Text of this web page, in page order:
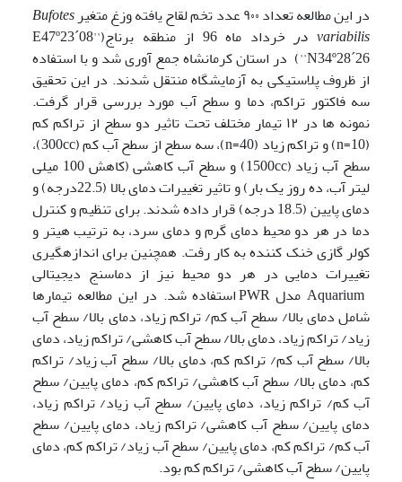
در این مطالعه تعداد ۹۰۰ عدد تخم لقاح یافته وزغ متغیر
Bufotes
variabilisدر
خرداد ماه 96 از منطقه برناج(E47º23´08''
N34º28´26'') در استان کرمانشاه جمع آوری شد و با استفاده
از ظروف پلاستیکی به آزمایشگاه منتقل شدند. در این تحقیق
سه فاکتور تراکم، دما و سطح آب مورد بررسی قرار گرفت.
نمونه ها در ۱۲ تیمار مختلف تحت تاثیر دو سطح از تراکم کم
(n=10) و تراکم زیاد (n=40)، سه سطح از سطح آب کم (300cc)،
سطح آب زیاد (1500cc) و سطح آب کاهشی (کاهش 100 میلی
لیتر آب، ده روز یک بار) و تاثیر تغییرات دمای بالا (22.5درجه) و
دمای پایین (18.5 درجه) قرار داده شدند. برای تنظیم و کنترل
دما در هر دو محیط دمای گرم و دمای سرد، به ترتیب هیتر و
کولر گازی خنک کننده به کار رفت. همچنین برای اندازه­گیری
تغییرات دمایی در هر دو محیط نیز از دماسنج دیجیتالی
Aquarium مدل PWR استفاده شد. در این مطالعه تیمارها
شامل دمای بالا/ سطح آب کم/ تراکم زیاد، دمای بالا/ سطح آب
زیاد/ تراکم زیاد، دمای بالا/ سطح آب کاهشی/ تراکم زیاد، دمای
بالا/ سطح آب کم/ تراکم کم، دمای بالا/ سطح آب زیاد/ تراکم
کم، دمای بالا/ سطح آب کاهشی/ تراکم کم، دمای پایین/ سطح
آب کم/ تراکم زیاد، دمای پایین/ سطح آب زیاد/ تراکم زیاد،
دمای پایین/ سطح آب کاهشی/ تراکم زیاد، دمای پایین/ سطح
آب کم/ تراکم کم، دمای پایین/ سطح آب زیاد/ تراکم کم، دمای
پایین/ سطح آب کاهشی/ تراکم کم بود.